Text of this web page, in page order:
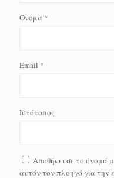
Όνομα *
Email *
Ιστότοπος
Αποθήκευσε το όνομά
αυτόν τον πλοηγό για